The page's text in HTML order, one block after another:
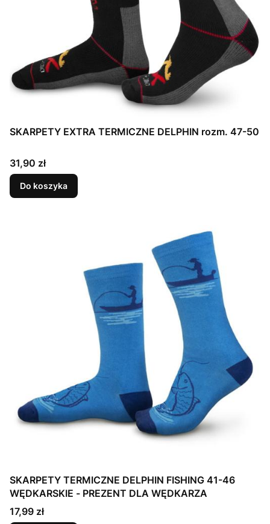
SKARPETY EXTRA TERMICZNE DELPHIN rozm. 47-50
Cena
31,90 zł
Do koszyka
SKARPETY TERMICZNE DELPHIN FISHING 41-46
WĘDKARSKIE - PREZENT DLA WĘDKARZA
Cena
17,99 zł